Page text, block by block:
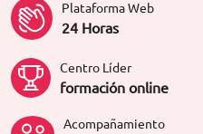
Plataforma Web
24 Horas
Centro Líder
formación online
Acompañamiento